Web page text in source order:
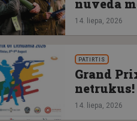
nuveda
14. liepa, 2026
PATIRTIS
Grand
netrukus!
14. liepa, 2026